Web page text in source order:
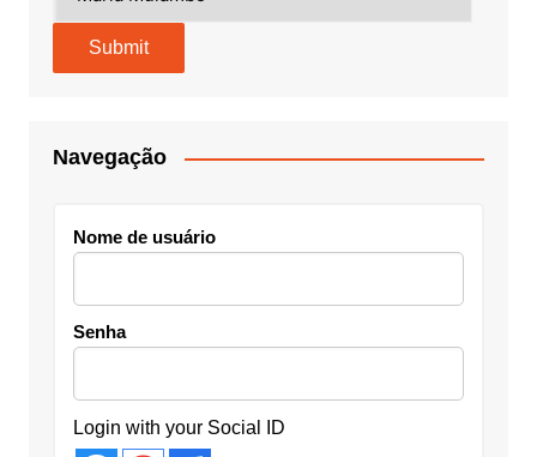
Navegação
Nome de usuário
Senha
Login with your Social ID